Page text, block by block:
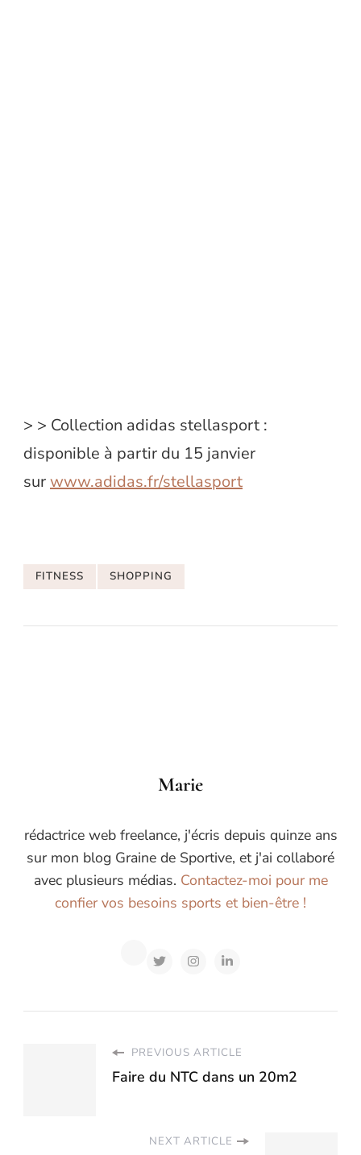
> > Collection adidas stellasport :
disponible à partir du 15 janvier
surwww.adidas.fr/stellasport
FITNESS SHOPPING
Marie
rédactrice web freelance, j'écris depuis quinze ans
sur mon blog Graine de Sportive, et j'ai collaboré
avec plusieurs médias. Contactez-moi pour me
confier vos besoins sports et bien-être !
PREVIOUS ARTICLE
Faire du NTC dans un 20m2
NEXT ARTICLE